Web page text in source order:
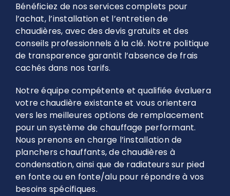
Bénéficiez de nos services complets pour
l’achat, l’installation et l’entretien de
chaudières, avec des devis gratuits et des
conseils professionnels à la clé. Notre politique
de transparence garantit l’absence de frais
cachés dans nos tarifs.
Notre équipe compétente et qualifiée évaluera
votre chaudière existante et vous orientera
vers les meilleures options de remplacement
pour un système de chauffage performant.
Nous prenons en charge l’installation de
planchers chauffants, de chaudières à
condensation, ainsi que de radiateurs sur pied
en fonte ou en fonte/alu pour répondre à vos
besoins spécifiques.